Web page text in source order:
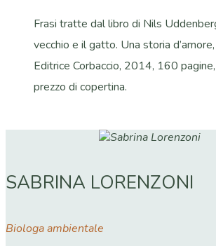
Frasi tratte dal libro di Nils
vecchio e il gatto. Una storia
Editrice Corbaccio, 2014, 160
prezzo di copertina.
SABRINA LORENZONI
Biologa ambientale